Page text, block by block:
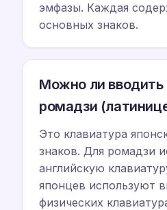
эмфазы. Каждая
основных знаков.
Можно ли вводить
ромадзи
Это клавиатура
знаков. Для ромадзи
английскую
японцев используют
физических